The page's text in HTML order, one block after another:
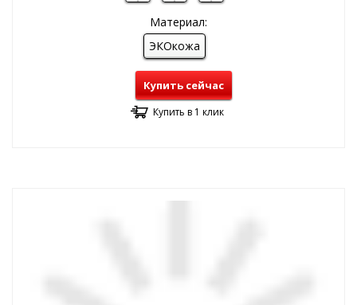
Материал:
ЭКОкожа
Купить сейчас
Купить в 1 клик